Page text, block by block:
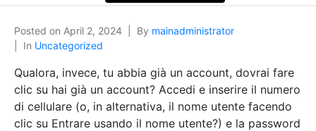
Posted on April 2, 2024 By mainadministrator
In Uncategorized
Qualora, invece, tu abbia già un account, dovrai fare
clic su hai già un account? Accedi e inserire il numero
di cellulare (o, in alternativa, il nome utente facendo
clic su Entrare usando il nome utente?) e la password